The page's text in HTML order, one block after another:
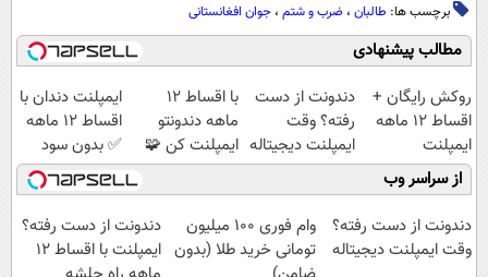
برچسب ها: طالبان ، ضرب و شتم ، جوان افغانستانی
مطالب پیشنهادی
روکش رایگان +
اقساط ۱۲ ماهه
ایمپلنت
دندونت از دست
رفته؟ وقت
ایمپلنت دیجیتاله
با اقساط 12
ماهه دندونتو
ایمپلنت کن 🧩
بدون سود
ایمپلنت دندان با
اقساط 12 ماهه
✅ بدون سود
بدون ضامن
از سراسر وب
دندونت از دست رفته؟
وقت ایمپلنت دیجیتاله
وام فوری 100 میلیون
تومانی خرید طلا (بدون
دندونت از دست رفته؟
ایمپلنت با اقساط ۱۲